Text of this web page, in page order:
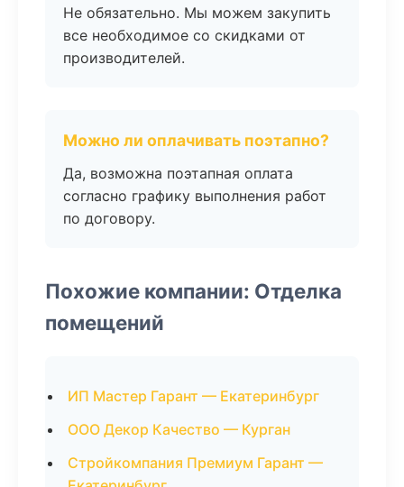
Не обязательно. Мы можем закупить
все необходимое со скидками от
производителей.
Можно ли оплачивать поэтапно?
Да, возможна поэтапная оплата
согласно графику выполнения работ
по договору.
Похожие компании: Отделка
помещений
ИП Мастер Гарант — Екатеринбург
ООО Декор Качество — Курган
Стройкомпания Премиум Гарант —